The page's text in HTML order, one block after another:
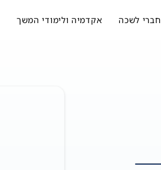
חברי לשכה אקדמיה ולימודי המשך